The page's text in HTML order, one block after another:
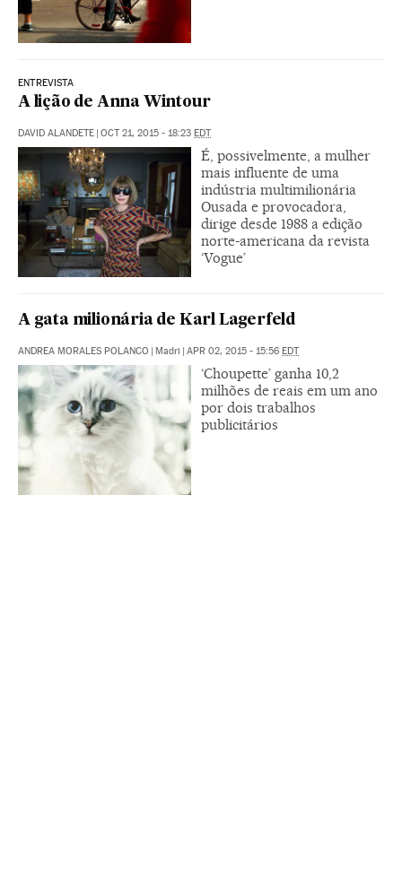
ENTREVISTA
A lição de Anna Wintour
DAVID ALANDETE | OCT 21, 2015 - 18:23 EDT
É, possivelmente, a mulher
mais influente de uma
indústria multimilionária
Ousada e provocadora,
dirige desde 1988 a edição
norte-americana da revista
‘Vogue’
A gata milionária de Karl Lagerfeld
ANDREA MORALES POLANCO | Madri | APR 02, 2015 - 15:56 EDT
‘Choupette’ ganha 10,2
milhões de reais em um ano
por dois trabalhos
publicitários